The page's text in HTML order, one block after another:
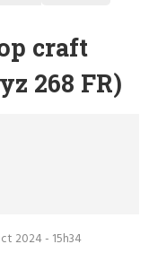
craft
268 FR)
2024 - 15h34